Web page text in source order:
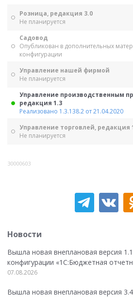
Розница, редакция 3.0
Не планируется
Садовод
Опубликован в дополнительных
конфигурации
Управление нашей фирмой
Не планируется
Управление производственным
редакция 1.3
Реализовано 1.3.138.2 от 21.04.2020
Управление торговлей, редакция
Не планируется
30000603
Новости
Вышла новая внеплановая версия
конфигурации «1C:Бюджетная
07.08.2026
Вышла новая внеплановая версия